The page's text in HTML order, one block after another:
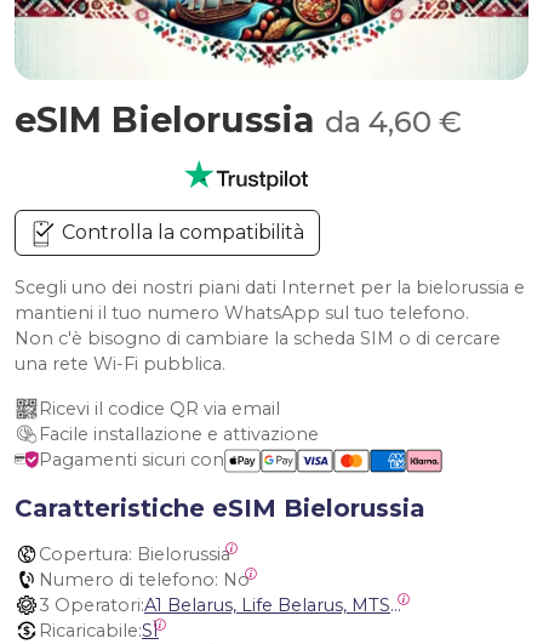
eSIM Bielorussia da 4,60 €
Controlla la compatibilità
Scegli uno dei nostri piani dati Internet per la bielorussia e
mantieni il tuo numero WhatsApp sul tuo telefono.
Non c'è bisogno di cambiare la scheda SIM o di cercare
una rete Wi-Fi pubblica.
Ricevi il codice QR via email
Facile installazione e attivazione
Pagamenti sicuri con
Caratteristiche eSIM Bielorussia
Copertura: Bielorussia
Numero di telefono: No
3 Operatori:
A1 Belarus, Life Belarus, MTS Belarus
Ricaricabile:SÌ